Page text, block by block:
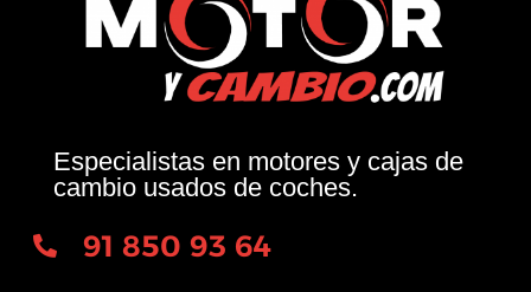
Especialistas en motores y cajas de
cambio usados de coches.
91 850 93 64